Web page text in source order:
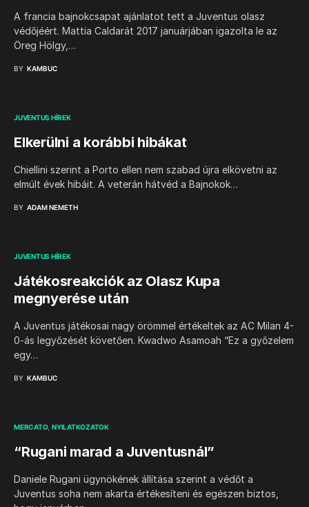
A francia bajnokcsapat ajánlatot tett a Juventus olasz
védőjéért. Mattia Caldarát 2017 januárjában igazolta le az
Öreg Hölgy,…
BY KAMBUC
JUVENTUS HÍREK
Elkerülni a korábbi hibákat
Chiellini szerint a Porto ellen nem szabad újra elkövetni az
elmúlt évek hibáit. A veterán hátvéd a Bajnokok…
BY ADAM NEMETH
JUVENTUS HÍREK
Játékosreakciók az Olasz Kupa
megnyerése után
A Juventus játékosai nagy örömmel értékeltek az AC Milan 4-
0-ás legyőzését követően. Kwadwo Asamoah “Ez a győzelem
egy…
BY KAMBUC
MERCATO NYILATKOZATOK
“Rugani marad a Juventusnál”
Daniele Rugani ügynökének állítása szerint a védőt a
Juventus soha nem akarta értékesíteni és egészen biztos,